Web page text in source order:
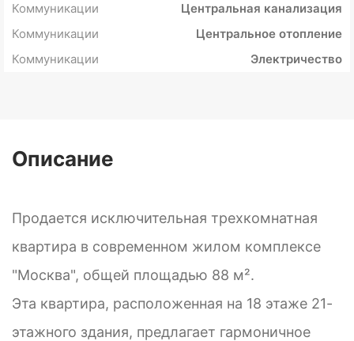
Коммуникации
Центральная канализация
Коммуникации
Центральное отопление
Коммуникации
Электричество
Описание
Продается исключительная трехкомнатная
квартира в современном жилом комплексе
"Москва", общей площадью 88 м².
Эта квартира, расположенная на 18 этаже 21-
этажного здания, предлагает гармоничное